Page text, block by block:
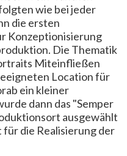
wie bei jeder
die ersten
Konzeptionisierung
Die Thematik
Miteinfließen
Location für
ein kleiner
dann das "Semper
ausgewählt
die Realisierung der